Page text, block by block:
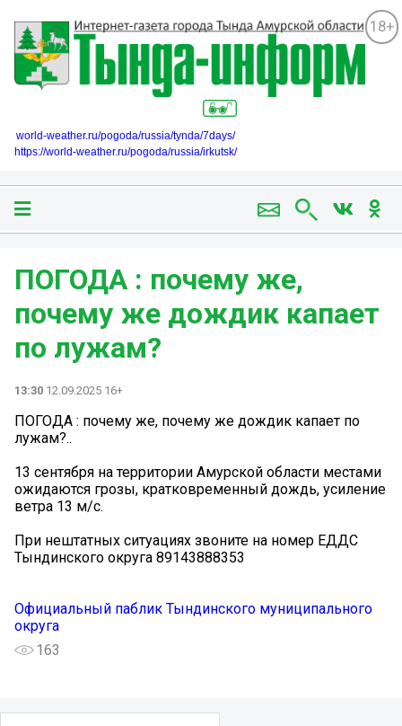
18+
world-weather.ru/pogoda/russia/tynda/7days/
https://world-weather.ru/pogoda/russia/irkutsk/
ПОГОДА️ : почему же,
почему же дождик капает
по лужам?
13:30 12.09.2025 16+
ПОГОДА️ : почему же, почему же дождик капает по
лужам?..
13 сентября на территории Амурской области местами
ожидаются грозы, кратковременный дождь, усиление
ветра 13 м/с.
При нештатных ситуациях звоните на номер ЕДДС
Тындинского округа 89143888353
Официальный паблик Тындинского муниципального
округа
163